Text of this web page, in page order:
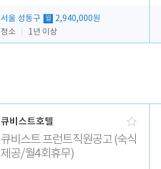
서울 성동구 월
2,940,000원
청소
1년 이상
큐비스트호텔
큐비스트 프런트직원공고 (숙식
제공/월4회휴무)